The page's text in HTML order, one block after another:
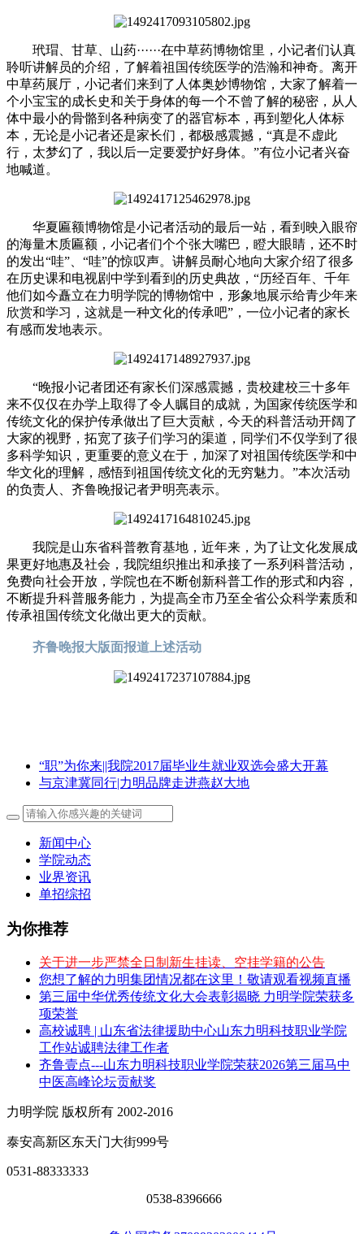
玳瑁、甘草、山药······在中草药博物馆里，小记者们认真
聆听讲解员的介绍，了解着祖国传统医学的浩瀚和神奇。离开
中草药展厅，小记者们来到了人体奥妙博物馆，大家了解着一
个小宝宝的成长史和关于身体的每一个不曾了解的秘密，从人
体中最小的骨骼到各种病变了的器官标本，再到塑化人体标
本，无论是小记者还是家长们，都极感震撼，“真是不虚此
行，太梦幻了，我以后一定要爱护好身体。”有位小记者兴奋
地喊道。
华夏匾额博物馆是小记者活动的最后一站，看到映入眼帘
的海量木质匾额，小记者们个个张大嘴巴，瞪大眼睛，还不时
的发出“哇”、“哇”的惊叹声。讲解员耐心地向大家介绍了很多
在历史课和电视剧中学到看到的历史典故，“历经百年、千年
他们如今矗立在力明学院的博物馆中，形象地展示给青少年来
欣赏和学习，这就是一种文化的传承吧”，一位小记者的家长
有感而发地表示。
“晚报小记者团还有家长们深感震撼，贵校建校三十多年
来不仅仅在办学上取得了令人瞩目的成就，为国家传统医学和
传统文化的保护传承做出了巨大贡献，今天的科普活动开阔了
大家的视野，拓宽了孩子们学习的渠道，同学们不仅学到了很
多科学知识，更重要的意义在于，加深了对祖国传统医学和中
华文化的理解，感悟到祖国传统文化的无穷魅力。”本次活动
的负责人、齐鲁晚报记者尹明亮表示。
我院是山东省科普教育基地，近年来，为了让文化发展成
果更好地惠及社会，我院组织推出和承接了一系列科普活动，
免费向社会开放，学院也在不断创新科普工作的形式和内容，
不断提升科普服务能力，为提高全市乃至全省公众科学素质和
传承祖国传统文化做出更大的贡献。
齐鲁晚报大版面报道上述活动
“职”为你来||我院2017届毕业生就业双选会盛大开幕
与京津冀同行|力明品牌走进燕赵大地
新闻中心
学院动态
业界资讯
单招综招
为你推荐
关于进一步严禁全日制新生挂读、空挂学籍的公告
您想了解的力明集团情况都在这里！敬请观看视频直播
第三届中华优秀传统文化大会表彰揭晓 力明学院荣获多
项荣誉
高校诚聘 | 山东省法律援助中心山东力明科技职业学院
工作站诚聘法律工作者
齐鲁壹点---山东力明科技职业学院荣获2026第三届马中
中医高峰论坛贡献奖
力明学院 版权所有 2002-2016
泰安高新区东天门大街999号
0531-88333333
0538-8396666